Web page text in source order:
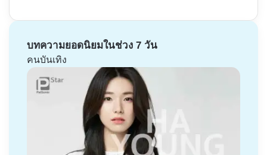
บทความยอดนิยมในช่วง 7 วัน
คนบันเทิง